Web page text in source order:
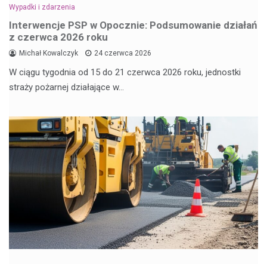
Wypadki i zdarzenia
Interwencje PSP w Opocznie: Podsumowanie działań
z czerwca 2026 roku
Michał Kowalczyk 24 czerwca 2026
W ciągu tygodnia od 15 do 21 czerwca 2026 roku, jednostki
straży pożarnej działające w…